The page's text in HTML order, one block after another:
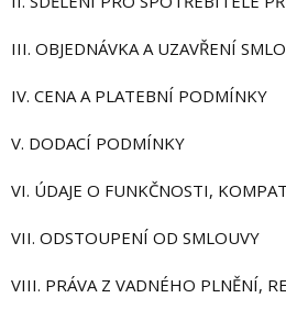
III. OBJEDNÁVKA A UZAVŘENÍ
IV. CENA A PLATEBNÍ PODMÍNKY
V. DODACÍ PODMÍNKY
VI. ÚDAJE O FUNKČNOSTI,
VII. ODSTOUPENÍ OD SMLOUVY
VIII. PRÁVA Z VADNÉHO PLNĚNÍ,